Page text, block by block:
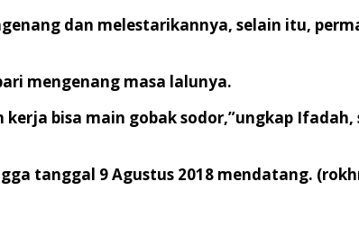
dan melestarikannya, selain itu,
mengenang masa lalunya.
bisa main gobak sodor,”ungkap Ifadah,
tanggal 9 Agustus 2018 mendatang.